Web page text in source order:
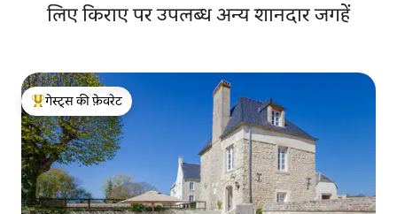
लिए किराए पर उपलब्ध अन्य शानदार जगहें
गेस्ट्स का टॉप फ़ेवरेट
गेस्ट्स की फ़ेवरेट